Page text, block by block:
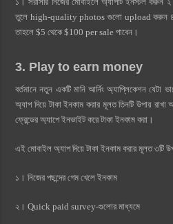
তুলে high-quality photos গুলো upload করুন ৪।
তাহলে $5 থেকে $100 per sale পাবেন।
3. Play to earn money
বর্তমানে নতুন একটি মানি আর্নিং অ্যাপ্লিকেশন
অ্যাপ দিয়ে টাকা ইনকাম করার মূলত তিনটি উপায়
ফ্রেন্ডের অ্যাপে ইনভাইট করে টাকা ইনকাম করা।
এই মোবাইল অ্যাপ দিয়ে টাকা ইনকাম করার মূলত ৩টি
১। নিজের পছন্দের গেম খেলে ইনকাম
২। Quick paid survey-গুলোর মাধ্যমে